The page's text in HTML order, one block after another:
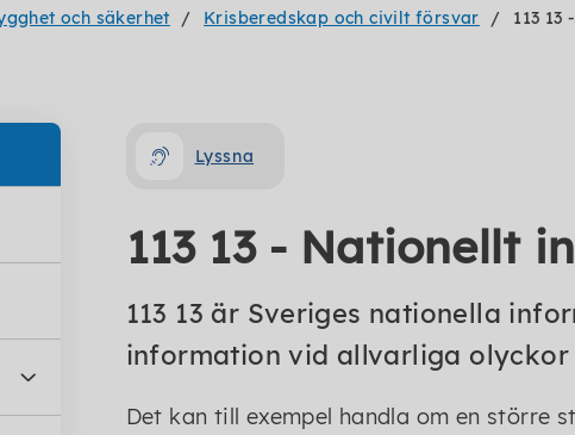
och säkerhet Krisberedskap och civilt försvar 113
Lyssna
113 13 - Nationellt
113 13 är Sveriges nationella
information vid allvarliga olyckor
Det kan till exempel handla om en större